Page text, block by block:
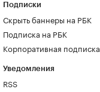
Подписки
Скрыть баннеры на РБК
Подписка на РБК
Корпоративная подписка
Уведомления
RSS